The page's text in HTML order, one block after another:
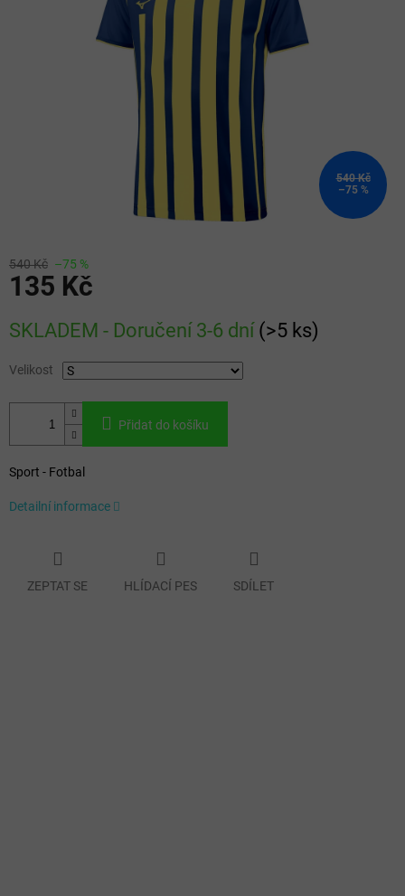
hvězdiček.
540 Kč
–75 %
540 Kč –75 %
135 Kč
cena:
SKLADEM - Doručení 3-6 dní (>5 ks)
Velikost
Přidat do košíku
Sport - Fotbal
Detailní informace
ZEPTAT SE HLÍDACÍ PES SDÍLET